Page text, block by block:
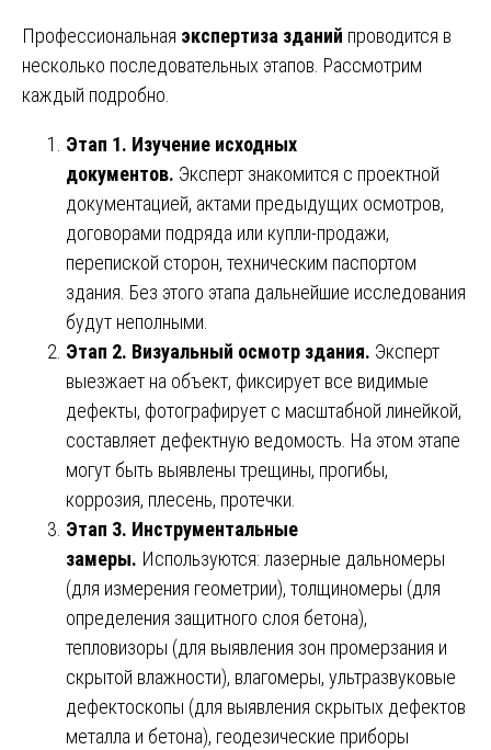
Профессиональная экспертиза зданий проводится в
несколько последовательных этапов. Рассмотрим
каждый подробно.
Этап 1. Изучение исходных
документов. Эксперт знакомится с проектной
документацией, актами предыдущих осмотров,
договорами подряда или купли-продажи,
перепиской сторон, техническим паспортом
здания. Без этого этапа дальнейшие исследования
будут неполными.
Этап 2. Визуальный осмотр здания. Эксперт
выезжает на объект, фиксирует все видимые
дефекты, фотографирует с масштабной линейкой,
составляет дефектную ведомость. На этом этапе
могут быть выявлены трещины, прогибы,
коррозия, плесень, протечки.
Этап 3. Инструментальные
замеры. Используются: лазерные дальномеры
(для измерения геометрии), толщиномеры (для
определения защитного слоя бетона),
тепловизоры (для выявления зон промерзания и
скрытой влажности), влагомеры, ультразвуковые
дефектоскопы (для выявления скрытых дефектов
металла и бетона), геодезические приборы